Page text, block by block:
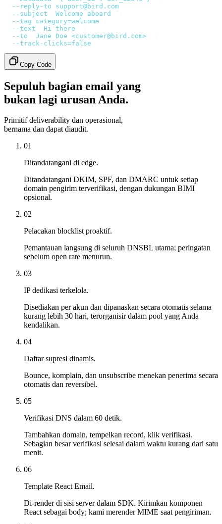
  --reply-to
support@bird.com
  --subject
Welcome aboard
  --tag
category=welcome
  --text
Hi there
  --to
Jane Doe <customer@bird.com>
  --track-clicks=false
Copy Code
Sepuluh bagian email yang
bukan lagi urusan Anda.
Primitif deliverability dan operasional,
bernama dan dapat diaudit.
01
Ditandatangani di edge.
Ditandatangani DKIM, SPF, dan DMARC untuk setiap
domain pengirim terverifikasi, dengan dukungan BIMI
opsional.
02
Pelacakan blocklist proaktif.
Pemantauan langsung di seluruh DNSBL utama; peringatan
sebelum open rate menurun.
03
IP dedikasi terkelola.
Disediakan per akun dan dipanaskan secara otomatis selama
kurang lebih 30 hari, terorganisir dalam pool yang Anda
kendalikan.
04
Daftar supresi dinamis.
Bounce, komplain, dan unsubscribe menekan penerima secara
otomatis dan reversibel.
05
Verifikasi DNS dalam 60 detik.
Tambahkan domain, tempelkan record, klik verifikasi.
Sebagian besar verifikasi selesai dalam waktu kurang dari satu
menit.
06
Template React Email.
Di-render di sisi server dalam SDK. Kirimkan komponen
React sebagai body; kami merender MIME saat pengiriman.